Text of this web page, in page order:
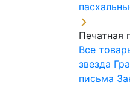
Печатная
Все
звезда
письма